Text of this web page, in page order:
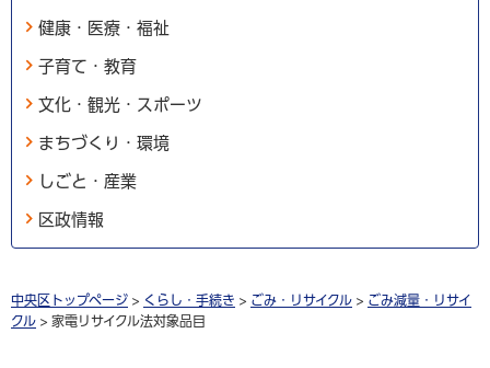
健康・医療・福祉
子育て・教育
文化・観光・スポーツ
まちづくり・環境
しごと・産業
区政情報
中央区トップページ > くらし・手続き > ごみ・リサイクル > ごみ減量・リサイ
クル > 家電リサイクル法対象品目